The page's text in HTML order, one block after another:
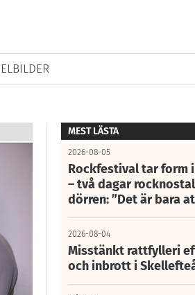
MEST LÄSTA
2026-08-05
Rockfestival tar form
– två dagar
dörren: ”Det är bara
2026-08-04
Misstänkt rattfylleri
och inbrott i